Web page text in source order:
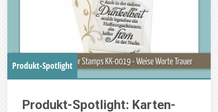
Produkt-Spotlight
Produkt-Spotlight: Karten-